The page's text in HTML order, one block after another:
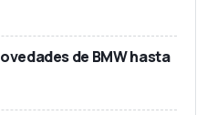
de BMW hasta